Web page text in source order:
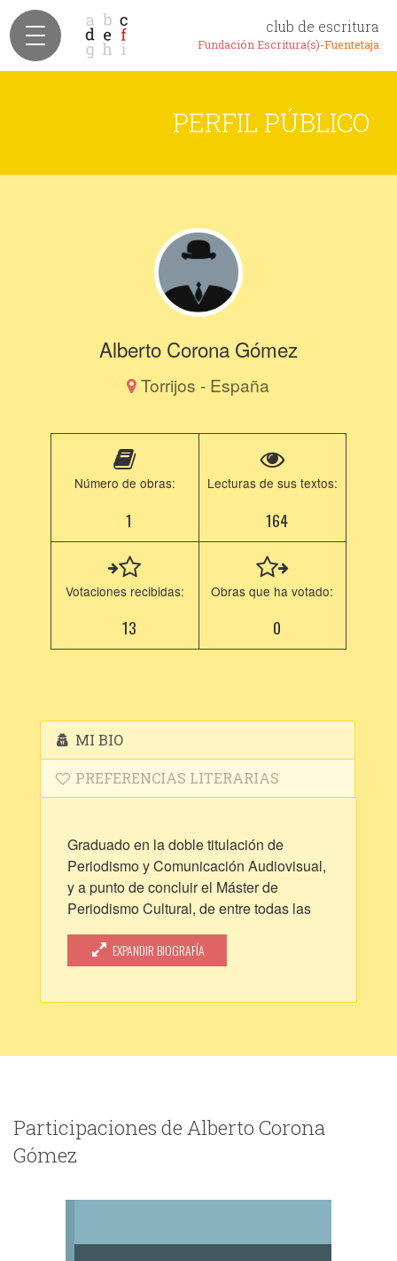
club de escritura
Fundación Escritura(s)-Fuentetaja
PERFIL PÚBLICO
Alberto Corona Gómez
Torrijos - España
Número de obras:
1
Lecturas de sus textos:
164
Votaciones recibidas:
13
Obras que ha votado:
0
MI BIO
PREFERENCIAS LITERARIAS
Graduado en la doble titulación de
Periodismo y Comunicación Audiovisual,
y a punto de concluir el Máster de
Periodismo Cultural, de entre todas las
posibles ramificaciones de este oficio
sólo pretende que escribir sea una parte
fundamental de ellas.
EXPANDIR BIOGRAFÍA
Participaciones de Alberto Corona
Gómez